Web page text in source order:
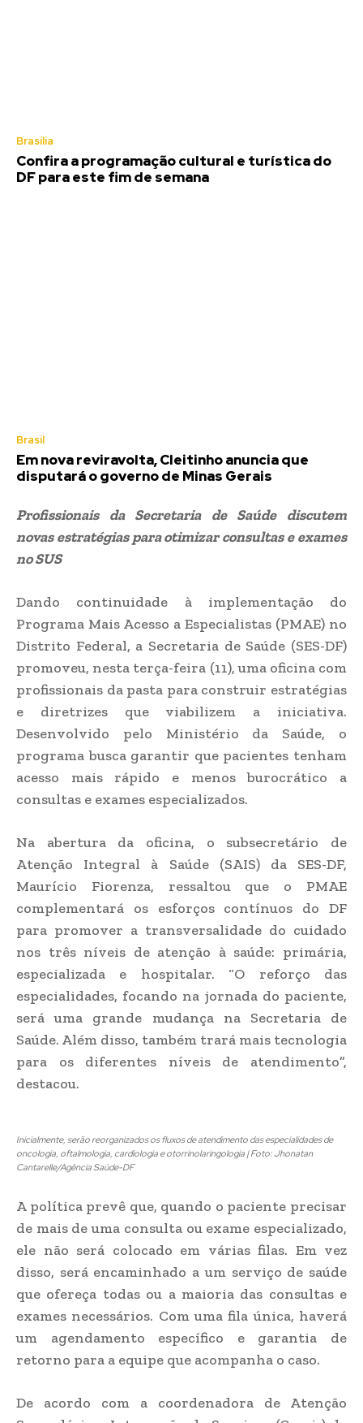
Brasília
Confira a programação cultural e turística do
DF para este fim de semana
Brasil
Em nova reviravolta, Cleitinho anuncia que
disputará o governo de Minas Gerais
Profissionais da Secretaria de Saúde discutem
novas estratégias para otimizar consultas e exames
no SUS
Dando continuidade à implementação do
Programa Mais Acesso a Especialistas (PMAE) no
Distrito Federal, a Secretaria de Saúde (SES-DF)
promoveu, nesta terça-feira (11), uma oficina com
profissionais da pasta para construir estratégias
e diretrizes que viabilizem a iniciativa.
Desenvolvido pelo Ministério da Saúde, o
programa busca garantir que pacientes tenham
acesso mais rápido e menos burocrático a
consultas e exames especializados.
Na abertura da oficina, o subsecretário de
Atenção Integral à Saúde (SAIS) da SES-DF,
Maurício Fiorenza, ressaltou que o PMAE
complementará os esforços contínuos do DF
para promover a transversalidade do cuidado
nos três níveis de atenção à saúde: primária,
especializada e hospitalar. “O reforço das
especialidades, focando na jornada do paciente,
será uma grande mudança na Secretaria de
Saúde. Além disso, também trará mais tecnologia
para os diferentes níveis de atendimento”,
destacou.
Inicialmente, serão reorganizados os fluxos de atendimento das especialidades de
oncologia, oftalmologia, cardiologia e otorrinolaringologia | Foto: Jhonatan
Cantarelle/Agência Saúde-DF
A política prevê que, quando o paciente precisar
de mais de uma consulta ou exame especializado,
ele não será colocado em várias filas. Em vez
disso, será encaminhado a um serviço de saúde
que ofereça todas ou a maioria das consultas e
exames necessários. Com uma fila única, haverá
um agendamento específico e garantia de
retorno para a equipe que acompanha o caso.
De acordo com a coordenadora de Atenção